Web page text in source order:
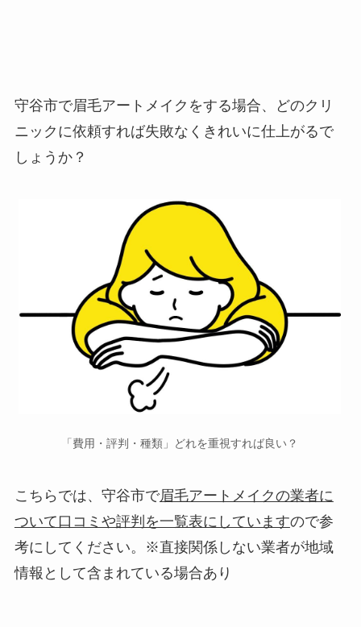
守谷市で眉毛アートメイクをする場合、
どのクリ
ニックに依頼すれば失敗なくきれいに仕上がるで
しょうか？
「費用・評判・種類」どれを重視すれば良い？
こちらでは、守谷市で眉毛アートメイクの業者に
ついて口コミや評判を一覧表にしていますので参
考にしてください。※直接関係しない業者が地域
情報として含まれている場合あり